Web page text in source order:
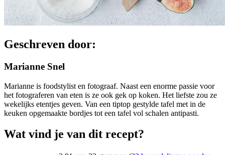
Geschreven door:
Marianne Snel
Marianne is foodstylist en fotograaf. Naast een enorme passie voor
het fotograferen van eten is ze ook gek op koken. Het liefste zou ze
wekelijks etentjes geven. Van een tiptop gestylde tafel met in de
keuken opgemaakte bordjes tot een tafel vol schalen antipasti.
Wat vind je van dit recept?